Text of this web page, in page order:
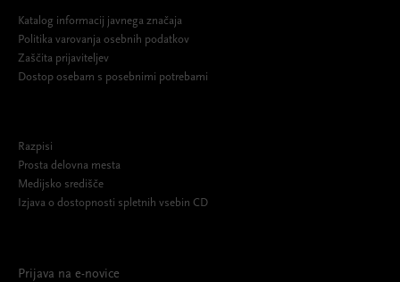
Katalog informacij javnega značaja
Politika varovanja osebnih podatkov
Zaščita prijaviteljev
Dostop osebam s posebnimi potrebami
Razpisi
Prosta delovna mesta
Medijsko središče
Izjava o dostopnosti spletnih vsebin CD
Prijava na e-novice